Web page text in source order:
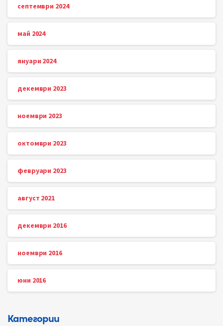
септември 2024
май 2024
януари 2024
декември 2023
ноември 2023
октомври 2023
февруари 2023
август 2021
декември 2016
ноември 2016
юни 2016
Категории